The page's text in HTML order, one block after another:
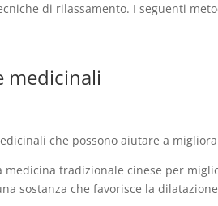
di rilassamento. I seguenti
medicinali
che possono aiutare a
tradizionale cinese per
sostanza che favorisce la